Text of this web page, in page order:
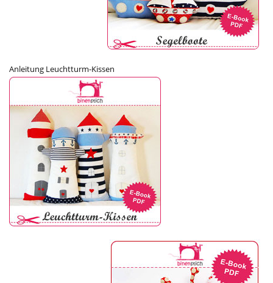
Anleitung Leuchtturm-Kissen